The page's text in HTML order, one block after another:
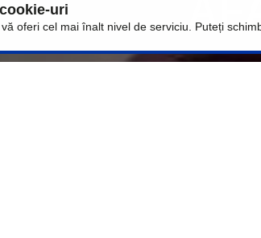
uri
oferi cel mai înalt nivel de serviciu. Puteți